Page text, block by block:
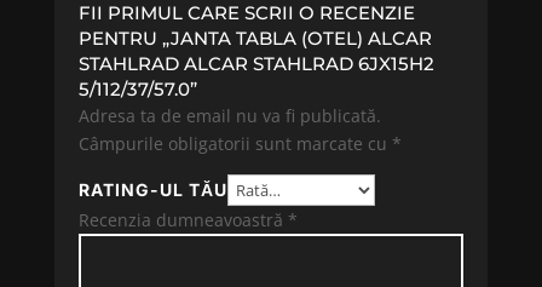
FII PRIMUL CARE SCRII O RECENZIE
PENTRU „JANTA TABLA (OTEL) ALCAR
STAHLRAD ALCAR STAHLRAD 6JX15H2
5/112/37/57.0”
Adresa ta de email nu va fi publicată.
Câmpurile obligatorii sunt marcate cu *
RATING-UL TĂU
Recenzia dumneavoastră *